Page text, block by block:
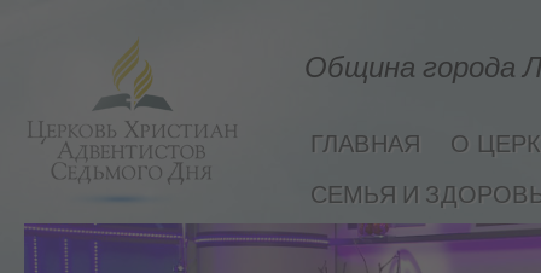
Община города
ГЛАВНАЯ
О
СЕМЬЯ И